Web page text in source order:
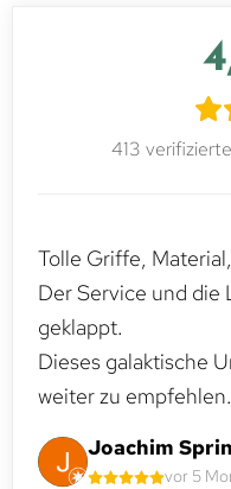
413
Tolle Griffe,
Der Service und die
geklappt.
Dieses galaktische
weiter zu empfehlen.
Joachim
vor 5